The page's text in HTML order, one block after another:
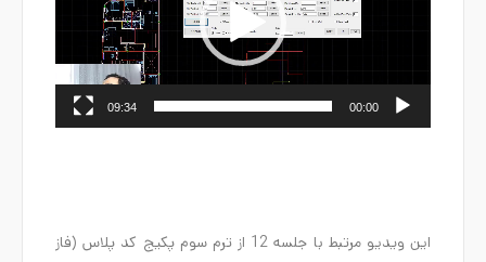
00:00
09:34
این ویدیو مرتبط با جلسه 12 از ترم سوم پکیج کد پلاس (فاز